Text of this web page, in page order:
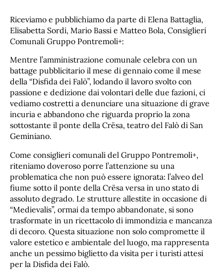
Riceviamo e pubblichiamo da parte di Elena Battaglia,
Elisabetta Sordi, Mario Bassi e Matteo Bola, Consiglieri
Comunali Gruppo Pontremoli+:
Mentre l’amministrazione comunale celebra con un
battage pubblicitario il mese di gennaio come il mese
della “Disfida dei Falò”, lodando il lavoro svolto con
passione e dedizione dai volontari delle due fazioni, ci
vediamo costretti a denunciare una situazione di grave
incuria e abbandono che riguarda proprio la zona
sottostante il ponte della Crësa, teatro del Falò di San
Geminiano.
Come consiglieri comunali del Gruppo Pontremoli+,
riteniamo doveroso porre l’attenzione su una
problematica che non può essere ignorata: l’alveo del
fiume sotto il ponte della Crësa versa in uno stato di
assoluto degrado. Le strutture allestite in occasione di
“Medievalis”, ormai da tempo abbandonate, si sono
trasformate in un ricettacolo di immondizia e mancanza
di decoro. Questa situazione non solo compromette il
valore estetico e ambientale del luogo, ma rappresenta
anche un pessimo biglietto da visita per i turisti attesi
per la Disfida dei Falò.